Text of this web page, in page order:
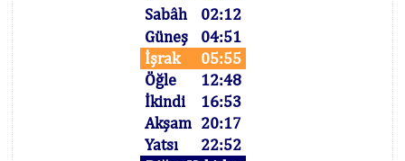
Sabâh
02:12
Güneş
04:51
İşrak
05:55
Öğle
12:48
İkindi
16:53
Akşam 20:17
Yatsı
22:52